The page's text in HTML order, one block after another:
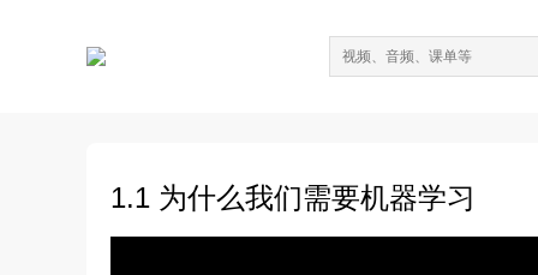
1.1 为什么我们需要机器学习